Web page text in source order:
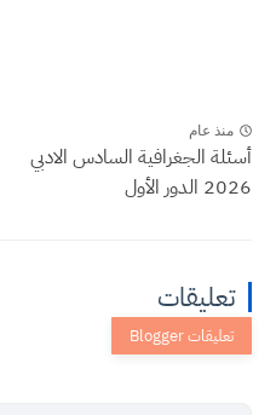
منذ عام
أسئلة الجغرافية السادس الادبي
2026 الدور الأول
تعليقات